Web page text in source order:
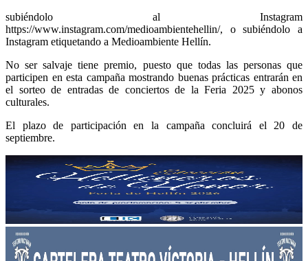
subiéndolo al Instagram
https://www.instagram.com/medioambientehellin/, o subiéndolo a
Instagram etiquetando a Medioambiente Hellín.
No ser salvaje tiene premio, puesto que todas las personas que
participen en esta campaña mostrando buenas prácticas entrarán en
el sorteo de entradas de conciertos de la Feria 2025 y abonos
culturales.
El plazo de participación en la campaña concluirá el 20 de
septiembre.